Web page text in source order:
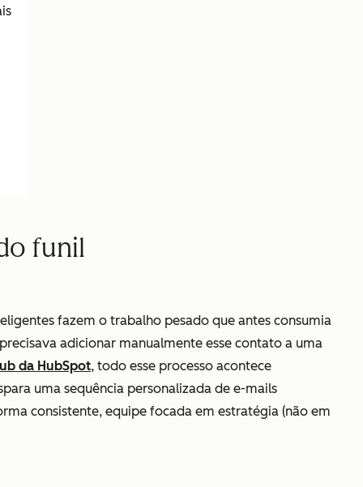
funil
fazem o trabalho pesado que antes consumia
adicionar manualmente esse contato a uma
da HubSpot, todo esse processo acontece
uma sequência personalizada de e-mails
consistente, equipe focada em estratégia (não em